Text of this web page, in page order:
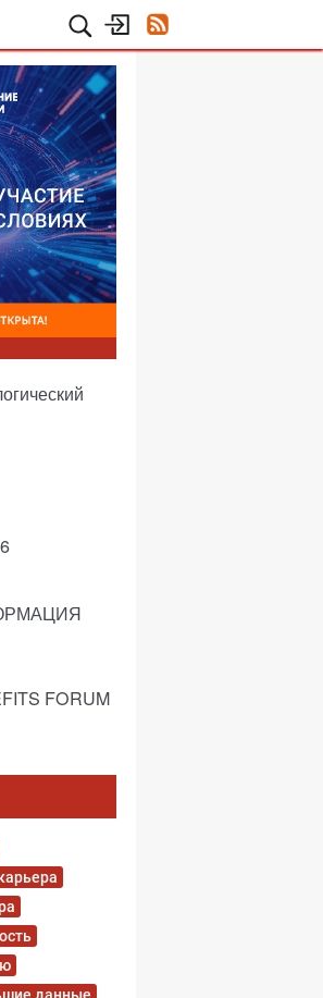
FORUM